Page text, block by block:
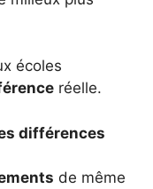
écoles
réelle.
différences
de même